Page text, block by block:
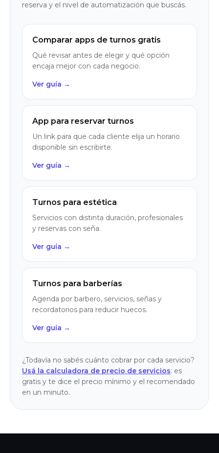
reserva y el nivel de automatización que buscás.
Comparar apps de turnos gratis
Qué revisar antes de elegir y qué opción
encaja mejor con cada negocio.
Ver guía →
App para reservar turnos
Un link para que cada cliente elija un horario
disponible sin escribirte.
Ver guía →
Turnos para estética
Servicios con distinta duración, profesionales
y reservas con seña.
Ver guía →
Turnos para barberías
Agenda por barbero, servicios, señas y
recordatorios para reducir huecos.
Ver guía →
¿Todavía no sabés cuánto cobrar por cada servicio?
Usá la calculadora de precio de servicios: es
gratis y te dice el precio mínimo y el recomendado
en un minuto.